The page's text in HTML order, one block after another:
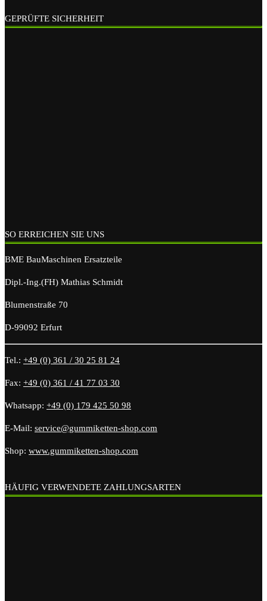
GEPRÜFTE SICHERHEIT
SO ERREICHEN SIE UNS
BME BauMaschinen Ersatzteile
Dipl.-Ing.(FH) Mathias Schmidt
Blumenstraße 70
D-99092 Erfurt
Tel.: +49 (0) 361 / 30 25 81 24
Fax: +49 (0) 361 / 41 77 03 30
Whatsapp: +49 (0) 179 425 50 98
E-Mail: service@gummiketten-shop.com
Shop: www.gummiketten-shop.com
HÄUFIG VERWENDETE ZAHLUNGSARTEN